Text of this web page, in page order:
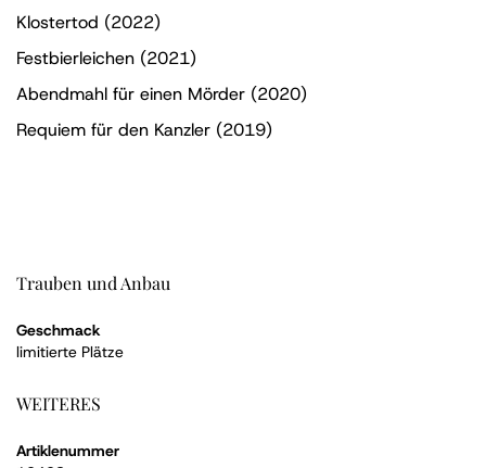
Klostertod (2022)
Festbierleichen (2021)
Abendmahl für einen Mörder (2020)
Requiem für den Kanzler (2019)
Trauben und Anbau
Geschmack
limitierte Plätze
WEITERES
Artiklenummer